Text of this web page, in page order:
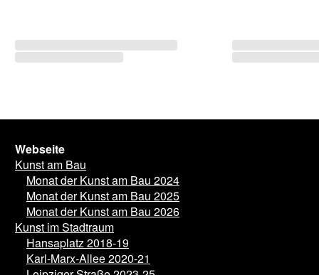
Webseite
Kunst am Bau
Monat der Kunst am Bau 2024
Monat der Kunst am Bau 2025
Monat der Kunst am Bau 2026
Kunst im Stadtraum
Hansaplatz 2018-19
Karl-Marx-Allee 2020-21